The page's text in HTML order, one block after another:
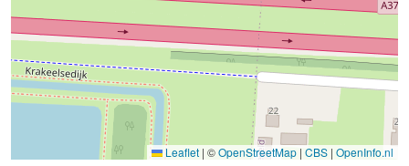
Leaflet | ©OpenStreetMap | CBS | OpenInfo.nl